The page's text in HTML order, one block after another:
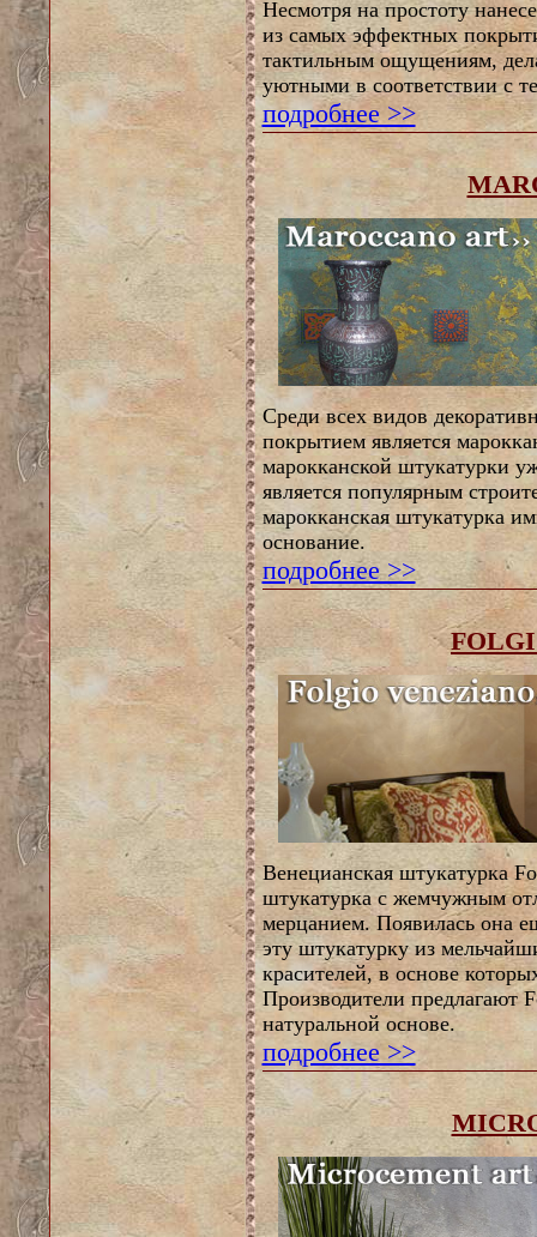
Несмотря на простоту
из самых эффектных
тактильным ощущениям,
уютными в соответствии с
подробнее >>
Среди всех видов
покрытием является
марокканской штукатурки
является популярным
марокканская штукатурка
основание.
подробнее >>
Венецианская штукатурка
штукатурка с жемчужным
мерцанием. Появилась она
эту штукатурку из
красителей, в основе
Производители предлагают
натуральной основе.
подробнее >>